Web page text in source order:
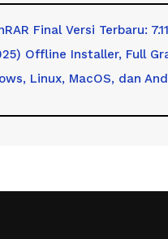
Final Versi Terbaru: 7.11
Offline Installer, Full
Linux, MacOS, dan